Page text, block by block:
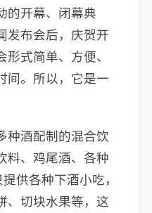
的开幕、闭幕典
发布会后，庆贺开
式简单、方便、
间。所以，它是一
种酒配制的混合饮
料、鸡尾酒、各种
供各种下酒小吃，
、切块水果等，这